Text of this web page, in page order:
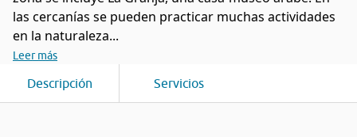
las cercanías se pueden practicar muchas actividades
en la naturaleza...
Leer más
Descripción Servicios